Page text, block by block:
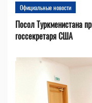
Официальные новости
Посол Туркменистана
госсекретаря США